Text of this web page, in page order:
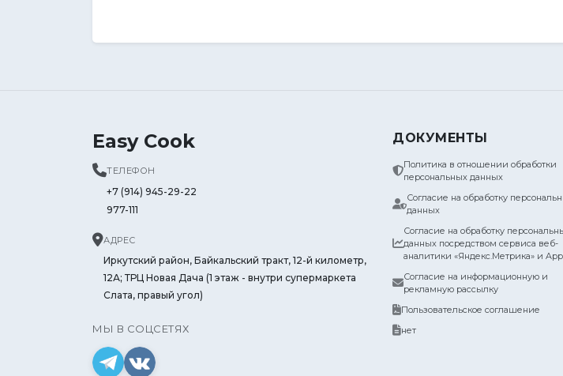
Easy Cook
ТЕЛЕФОН
+7 (914) 945-29-22
977-111
АДРЕС
Иркутский район, Байкальский тракт, 12-й километр,
12А; ТРЦ Новая Дача (1 этаж - внутри супермаркета
Слата, правый угол)
МЫ В СОЦСЕТЯХ
ДОКУМЕНТЫ
Политика в отношении обработки
персональных данных
Согласие на обработку
данных
Согласие на обработку
данных посредством сервиса веб-
аналитики «Яндекс.Метрика» и
Согласие на информационную и
рекламную рассылку
Пользовательское соглашение
нет